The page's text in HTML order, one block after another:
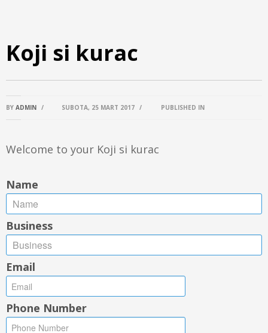
Koji si kurac
BY ADMIN / SUBOTA, 25 MART 2017 / PUBLISHED IN
Welcome to your Koji si kurac
Name
Business
Email
Phone Number